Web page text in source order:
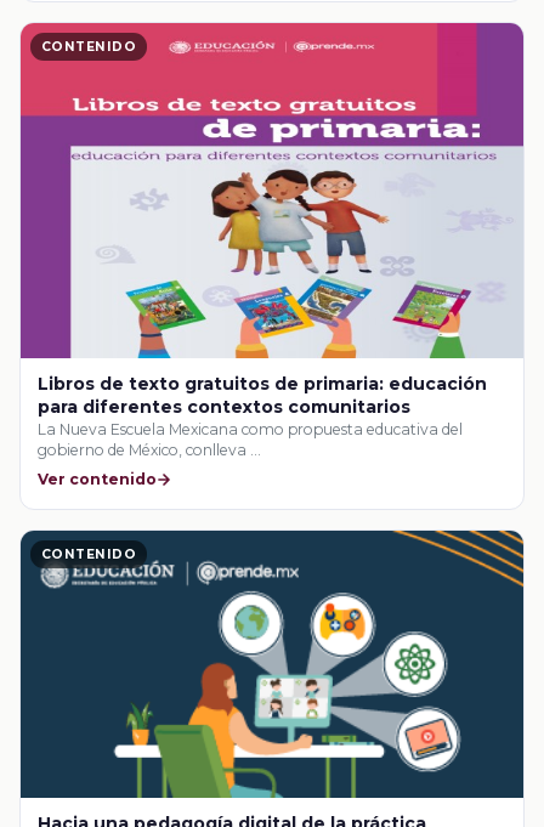
CONTENIDO
Libros de texto gratuitos de primaria: educación
para diferentes contextos comunitarios
La Nueva Escuela Mexicana como propuesta educativa del
gobierno de México, conlleva …
Ver contenido
CONTENIDO